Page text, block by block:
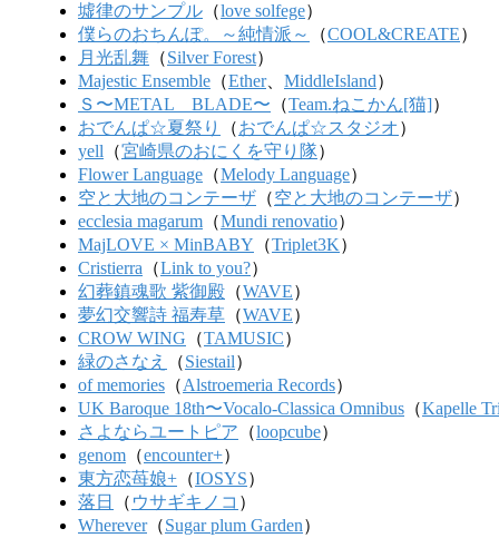
墟律のサンプル （love solfege）
僕らのおちんぽ。～純情派～
（COOL&CREATE）
月光乱舞 （Silver Forest）
Majestic Ensemble （Ether、 MiddleIsland）
Ｓ〜METAL BLADE〜 （Team.ねこかん[猫]）
おでんぱ☆夏祭り
（おでんぱ☆スタジオ）
yell （宮崎県のおにくを守り隊）
Flower Language （Melody Language）
空と大地のコンテーザ （空と大地のコンテーザ）
ecclesia magarum （Mundi renovatio）
MajLOVE × MinBABY （Triplet3K）
Cristierra （Link to you?）
幻葬鎮魂歌 紫御殿 （WAVE）
夢幻交響詩 福寿草 （WAVE）
CROW WING （TAMUSIC）
緑のさなえ
（Siestail）
of memories （Alstroemeria Records）
UK Baroque 18th〜Vocalo-Classica Omnibus （Kapelle
さよならユートピア （loopcube）
genom （encounter+）
東方恋苺娘+ （IOSYS）
落日
（ ウサギキノコ ）
Wherever（Sugar plum Garden）